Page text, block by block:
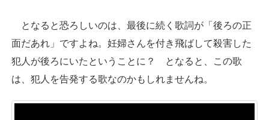
となると恐ろしいのは、最後に続く歌詞が「後ろの正
面だあれ」ですよね。妊婦さんを付き飛ばして殺害した
犯人が後ろにいたということに？ となると、この歌
は、犯人を告発する歌なのかもしれませんね。